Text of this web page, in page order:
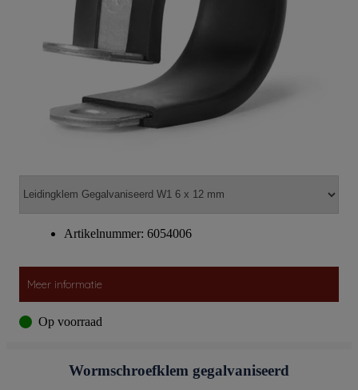
Artikelnummer: 6054006
Meer informatie
Op voorraad
Wormschroefklem gegalvaniseerd